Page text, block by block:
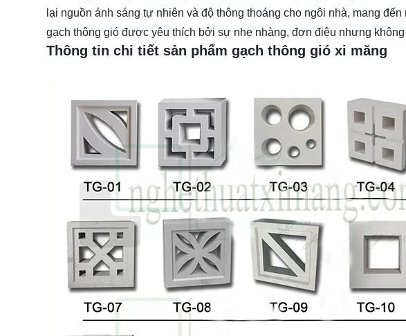
lại nguồn ánh sáng tự nhiên và độ thông thoáng cho ngôi nhà, mang
gạch thông gió được yêu thích bởi sự nhẹ nhàng, đơn điệu nhưng không
Thông tin chi tiết sản phẩm gạch thông gió xi măng